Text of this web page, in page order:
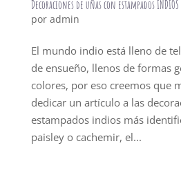
Decoraciones de uñas con estampados
por admin
El mundo indio está lleno de
de ensueño, llenos de formas
colores, por eso creemos que
dedicar un artículo a las
estampados indios más
paisley o cachemir, el...